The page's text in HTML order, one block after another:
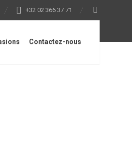
+32 02 366 37 71
Contactez-nous